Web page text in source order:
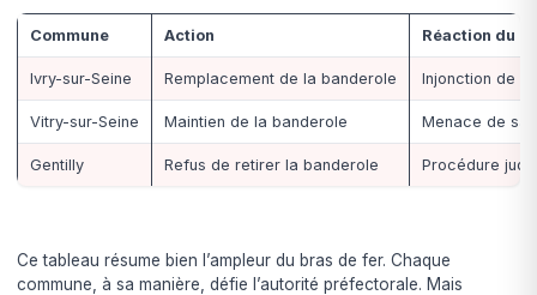
Commune Action Réaction du
Ivry-sur-Seine Remplacement de la banderole Injonction de
Vitry-sur-Seine Maintien de la banderole Menace de
Gentilly Refus de retirer la banderole Procédure
Ce tableau résume bien l’ampleur du bras de fer. Chaque
commune, à sa manière, défie l’autorité préfectorale. Mais